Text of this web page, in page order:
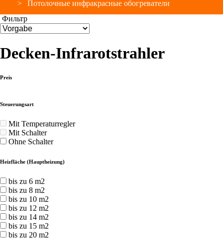
Потолочные инфракрасные обогреватели
Фильтр
Decken-Infrarotstrahler
Preis
Steuerungsart
Mit Temperaturregler
Mit Schalter
Ohne Schalter
Heizfläche (Hauptheizung)
bis zu 6 m2
bis zu 8 m2
bis zu 10 m2
bis zu 12 m2
bis zu 14 m2
bis zu 15 m2
bis zu 20 m2